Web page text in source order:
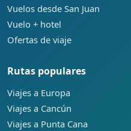
Vuelos desde San Juan
Vuelo + hotel
Ofertas de viaje
Rutas populares
Viajes a Europa
Viajes a Cancún
Viajes a Punta Cana